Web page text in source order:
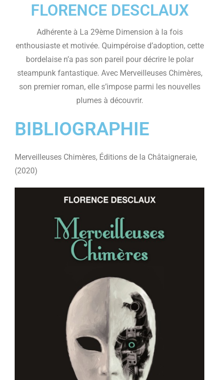
FLORENCE DESCLAUX
Adhérente à La 29ème Dimension à la fois
enthousiaste et motivée. Quimpéroise d’adoption, cette
bordelaise n’a pas son pareil pour décrire le polar
steampunk fantastique. Avec Merveilleuses Chimères,
son premier roman, elle s’impose parmi les nouvelles
plumes à découvrir.
BIBLIOGRAPHIE
Merveilleuses Chimères, Éditions de la Châtaigneraie,
(2020)